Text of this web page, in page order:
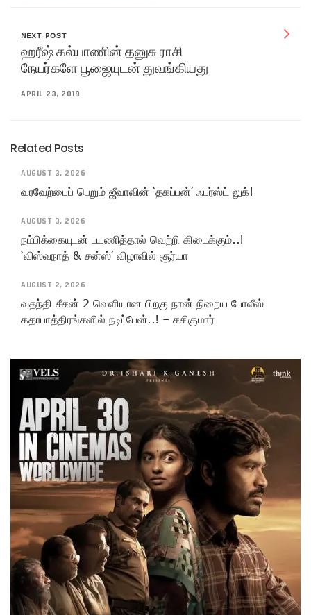
NEXT POST
ஹரீஷ் கல்யாணின் தனுசு ராசி
நேயர்களே பூஜையுடன் துவங்கியது
APRIL 23, 2019
Related Posts
AUGUST 3, 2026
வரவேற்பைப் பெறும் ஜீவாவின் ‘தகப்பன்’ ஃபர்ஸ்ட் லுக்!
AUGUST 3, 2026
நம்பிக்கையுடன் பயணித்தால் வெற்றி கிடைக்கும்..!
‘விஸ்வநாத் & சன்ஸ்’ விழாவில் சூர்யா
AUGUST 2, 2026
வதந்தி சீசன் 2 வெளியான பிறகு நான் நிறைய போலீஸ்
கதாபாத்திரங்களில் நடிப்பேன்..! – சசிகுமார்